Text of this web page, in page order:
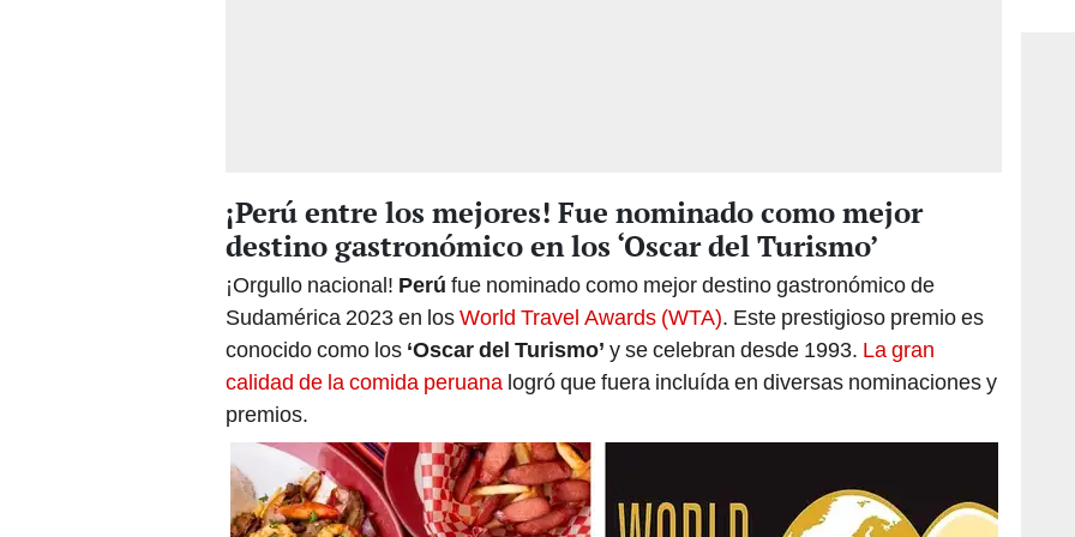
¡Perú entre los mejores! Fue nominado como mejor
destino gastronómico en los ‘Oscar del Turismo’
¡Orgullo nacional! Perú fue nominado como mejor destino gastronómico de
Sudamérica 2023 en losWorld Travel Awards (WTA). Este prestigioso premio es
conocido como los ‘Oscar del Turismo’ y se celebran desde 1993. La gran
calidad de la comida peruana logró que fuera incluída en diversas nominaciones y
premios.